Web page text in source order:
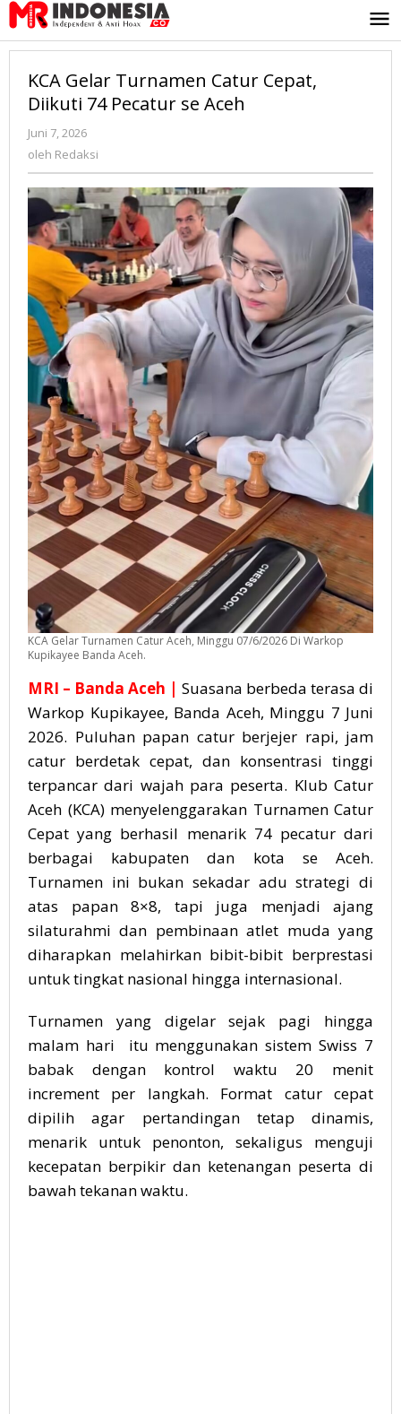
Lewati
ke
konten
KCA Gelar Turnamen Catur Cepat,
Diikuti 74 Pecatur se Aceh
Juni 7, 2026
Redaksi
oleh Redaksi
KCA Gelar Turnamen Catur Aceh, Minggu 07/6/2026 Di Warkop
Kupikayee Banda Aceh.
MRI – Banda Aceh | Suasana berbeda terasa di
Warkop Kupikayee, Banda Aceh, Minggu 7 Juni
2026. Puluhan papan catur berjejer rapi, jam
catur berdetak cepat, dan konsentrasi tinggi
terpancar dari wajah para peserta. Klub Catur
Aceh (KCA) menyelenggarakan Turnamen Catur
Cepat yang berhasil menarik 74 pecatur dari
berbagai kabupaten dan kota se Aceh.
Turnamen ini bukan sekadar adu strategi di
atas papan 8×8, tapi juga menjadi ajang
silaturahmi dan pembinaan atlet muda yang
diharapkan melahirkan bibit-bibit berprestasi
untuk tingkat nasional hingga internasional.
Turnamen yang digelar sejak pagi hingga
malam hari itu menggunakan sistem Swiss 7
babak dengan kontrol waktu 20 menit
increment per langkah. Format catur cepat
dipilih agar pertandingan tetap dinamis,
menarik untuk penonton, sekaligus menguji
kecepatan berpikir dan ketenangan peserta di
bawah tekanan waktu.